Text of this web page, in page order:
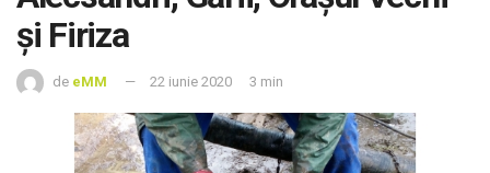
și Firiza
de eMM 22 iunie 2020 3 min